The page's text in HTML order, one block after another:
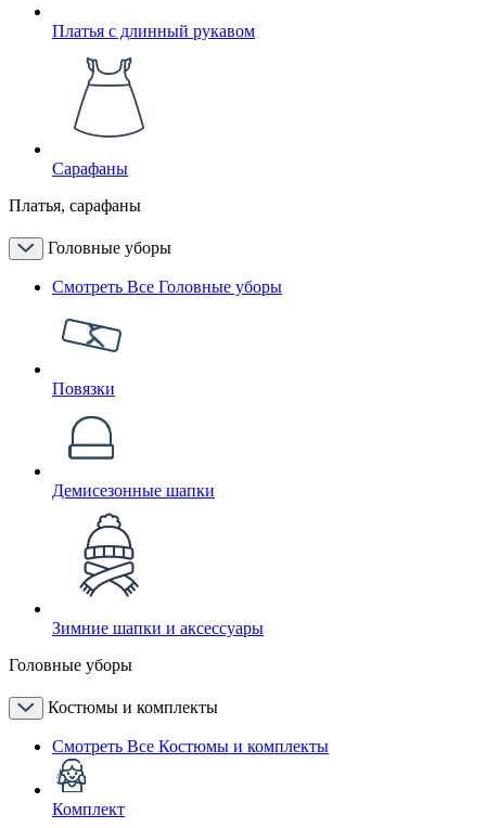
Платья с длинный рукавом
Сарафаны
Платья, сарафаны
Головные уборы
Смотреть Все Головные уборы
Повязки
Демисезонные шапки
Зимние шапки и аксессуары
Головные уборы
Костюмы и комплекты
Смотреть Все Костюмы и комплекты
Комплект